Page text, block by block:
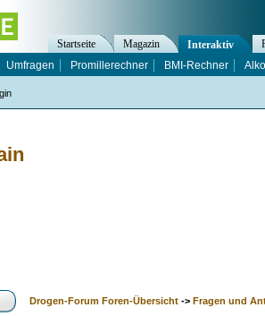
Drogen-Forum Foren-Übersicht -> Fragen und
Startseite Magazin Interaktiv
Umfragen Promillerechner BMI-Rechner